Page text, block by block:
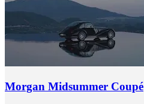
Morgan Midsummer Coupé